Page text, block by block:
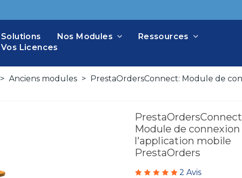
Solutions Nos Modules
Ressources
Vos Licences
> Anciens modules >
PrestaOrdersConnect: Module de
Module de
l'application mobile
PrestaOrders
2 Avis